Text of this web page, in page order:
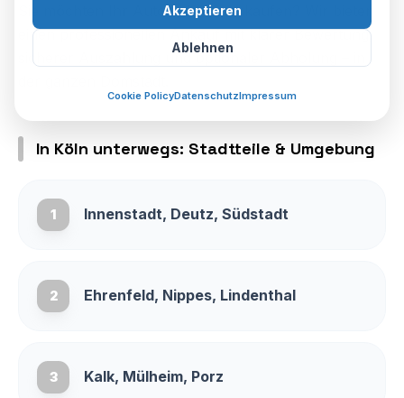
Sie möchten Ihr Auto in Köln verkaufen? Wir bieten
einen professionellen Ankauf mit klarer Bewertung,
sicherer Auszahlung und optionaler Abholung – in
In Köln unterwegs: Stadtteile & Umgebung
1 Innenstadt, Deutz, Südstadt
2 Ehrenfeld, Nippes, Lindenthal
3 Kalk, Mülheim, Porz
Akzeptieren
Ablehnen
Cookie PolicyDatenschutzImpressum